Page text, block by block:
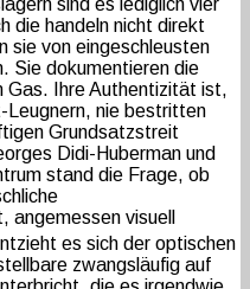
die handeln nicht direkt
sie von eingeschleusten
Sie dokumentieren die
Gas. Ihre Authentizität ist,
Leugnern, nie bestritten
Grundsatzstreit
Didi-Huberman und
stand die Frage, ob
angemessen visuell
es sich der optischen
zwangsläufig auf